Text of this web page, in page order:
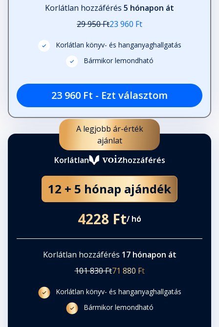
Korlátlan hozzáférés 5 hónapon át
29 950 Ft23 960 Ft
Korlátlan könyv- és hanganyaghallgatás
Bármikor lemondható
23 960 Ft - Ezt választom
A legjobb ár-érték
ajánlat
Korlátlan
hozzáférés
12 + 5 hónap ajándék
4228 Ft/ hó
Korlátlan hozzáférés 17 hónapon át
101 830 Ft71 880 Ft
Korlátlan könyv- és hanganyaghallgatás
Bármikor lemondható